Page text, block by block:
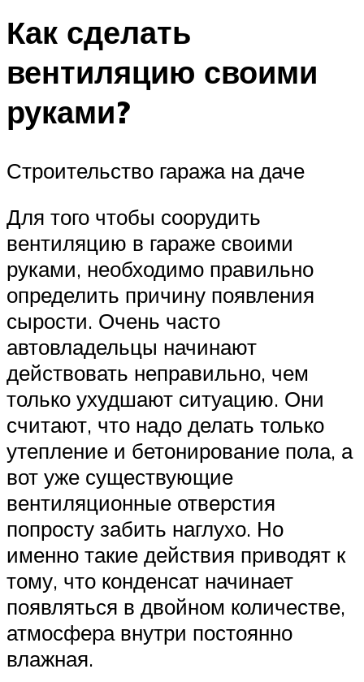
Как сделать
вентиляцию своими
руками?
Строительство гаража на даче
Для того чтобы соорудить
вентиляцию в гараже своими
руками, необходимо правильно
определить причину появления
сырости. Очень часто
автовладельцы начинают
действовать неправильно, чем
только ухудшают ситуацию. Они
считают, что надо делать только
утепление и бетонирование пола, а
вот уже существующие
вентиляционные отверстия
попросту забить наглухо. Но
именно такие действия приводят к
тому, что конденсат начинает
появляться в двойном количестве,
атмосфера внутри постоянно
влажная.